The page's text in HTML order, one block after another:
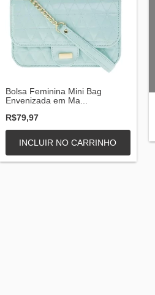
Bolsa Feminina Mini Bag
Envenizada em Ma...
R$79,97
INCLUIR NO CARRINHO